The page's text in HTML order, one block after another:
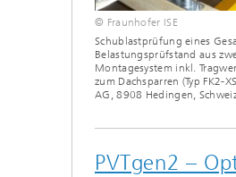
© Fraunhofer ISE
Schublastprüfung eines
Belastungsprüfstand aus
Montagesystem inkl.
zum Dachsparren (Typ FK2-
AG, 8908 Hedingen,
PVTgen2 –